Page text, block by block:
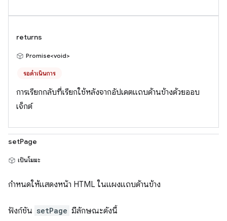
returns
Promise<void>
รอดำเนินการ
การเรียกกลับที่เรียกใช้หลังจากอัปเดตแถบด้านข้างด้วยออบ
เจ็กต์
setPage
เป็นโมฆะ
กำหนดให้แสดงหน้า HTML ในแผงแถบด้านข้าง
ฟังก์ชัน setPage มีลักษณะดังนี้